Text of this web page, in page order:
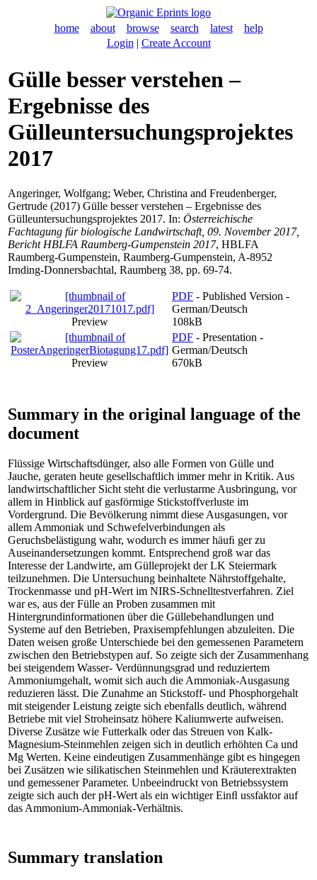
home about browse search latest
help
Login | Create Account
Gülle besser verstehen –
Ergebnisse des
Gülleuntersuchungsprojektes
2017
Angeringer, Wolfgang; Weber, Christina and Freudenberger,
Gertrude (2017) Gülle besser verstehen – Ergebnisse des
Gülleuntersuchungsprojektes 2017. In: Österreichische
Fachtagung für biologische Landwirtschaft, 09. November 2017,
Bericht HBLFA Raumberg-Gumpenstein 2017, HBLFA
Raumberg-Gumpenstein, Raumberg-Gumpenstein, A-8952
Irnding-Donnersbachtal, Raumberg 38, pp. 69-74.
Preview
PDF - Published Version -
German/Deutsch
108kB
Preview
PDF - Presentation -
German/Deutsch
670kB
Summary in the original language of the
document
Flüssige Wirtschaftsdünger, also alle Formen von Gülle und
Jauche, geraten heute gesellschaftlich immer mehr in Kritik. Aus
landwirtschaftlicher Sicht steht die verlustarme Ausbringung, vor
allem in Hinblick auf gasförmige Stickstoffverluste im
Vordergrund. Die Bevölkerung nimmt diese Ausgasungen, vor
allem Ammoniak und Schwefelverbindungen als
Geruchsbelästigung wahr, wodurch es immer häuﬁ ger zu
Auseinandersetzungen kommt. Entsprechend groß war das
Interesse der Landwirte, am Gülleprojekt der LK Steiermark
teilzunehmen. Die Untersuchung beinhaltete Nährstoffgehalte,
Trockenmasse und pH-Wert im NIRS-Schnelltestverfahren. Ziel
war es, aus der Fülle an Proben zusammen mit
Hintergrundinformationen über die Güllebehandlungen und
Systeme auf den Betrieben, Praxisempfehlungen abzuleiten. Die
Daten weisen große Unterschiede bei den gemessenen Parametern
zwischen den Betriebstypen auf. So zeigte sich der Zusammenhang
bei steigendem Wasser- Verdünnungsgrad und reduziertem
Ammoniumgehalt, womit sich auch die Ammoniak-Ausgasung
reduzieren lässt. Die Zunahme an Stickstoff- und Phosphorgehalt
mit steigender Leistung zeigte sich ebenfalls deutlich, während
Betriebe mit viel Stroheinsatz höhere Kaliumwerte aufweisen.
Diverse Zusätze wie Futterkalk oder das Streuen von Kalk-
Magnesium-Steinmehlen zeigen sich in deutlich erhöhten Ca und
Mg Werten. Keine eindeutigen Zusammenhänge gibt es hingegen
bei Zusätzen wie silikatischen Steinmehlen und Kräuterextrakten
und gemessener Parameter. Unbeeindruckt von Betriebssystem
zeigte sich auch der pH-Wert als ein wichtiger Einﬂ ussfaktor auf
das Ammonium-Ammoniak-Verhältnis.
Summary translation